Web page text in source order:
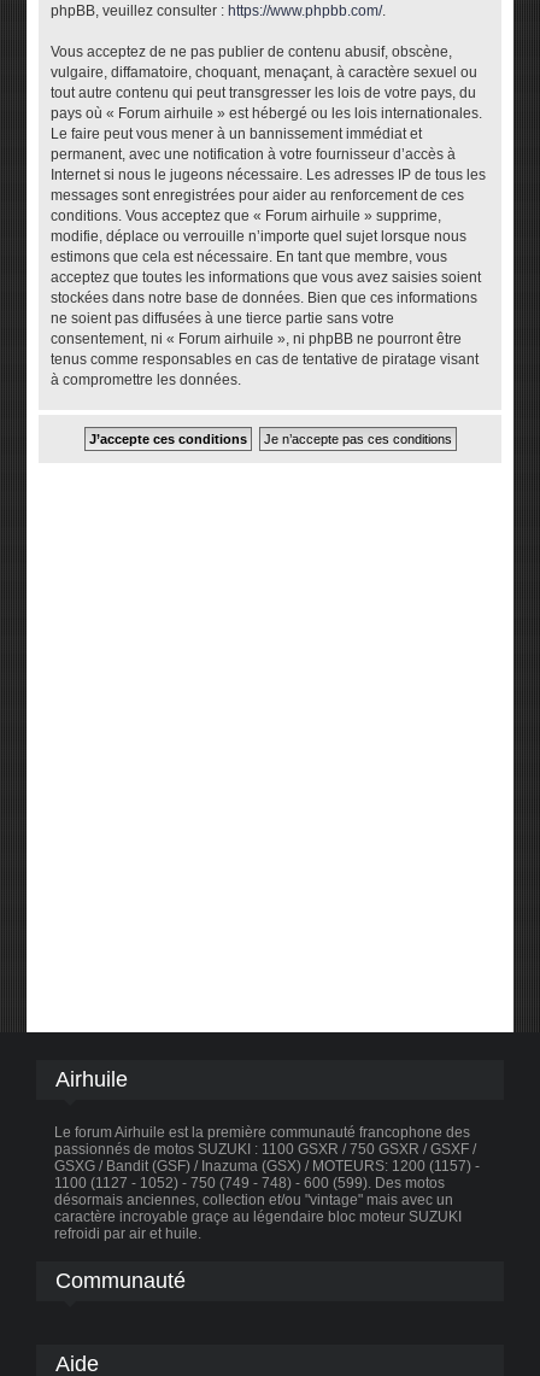
phpBB, veuillez consulter : https://www.phpbb.com/.
Vous acceptez de ne pas publier de contenu abusif, obscène,
vulgaire, diffamatoire, choquant, menaçant, à caractère sexuel ou
tout autre contenu qui peut transgresser les lois de votre pays, du
pays où « Forum airhuile » est hébergé ou les lois internationales.
Le faire peut vous mener à un bannissement immédiat et
permanent, avec une notification à votre fournisseur d’accès à
Internet si nous le jugeons nécessaire. Les adresses IP de tous les
messages sont enregistrées pour aider au renforcement de ces
conditions. Vous acceptez que « Forum airhuile » supprime,
modifie, déplace ou verrouille n’importe quel sujet lorsque nous
estimons que cela est nécessaire. En tant que membre, vous
acceptez que toutes les informations que vous avez saisies soient
stockées dans notre base de données. Bien que ces informations
ne soient pas diffusées à une tierce partie sans votre
consentement, ni « Forum airhuile », ni phpBB ne pourront être
tenus comme responsables en cas de tentative de piratage visant
à compromettre les données.
Airhuile
Le forum Airhuile est la première communauté francophone des
passionnés de motos SUZUKI : 1100 GSXR / 750 GSXR / GSXF /
GSXG / Bandit (GSF) / Inazuma (GSX) / MOTEURS: 1200 (1157) -
1100 (1127 - 1052) - 750 (749 - 748) - 600 (599). Des motos
désormais anciennes, collection et/ou "vintage" mais avec un
caractère incroyable graçe au légendaire bloc moteur SUZUKI
refroidi par air et huile.
Communauté
Aide